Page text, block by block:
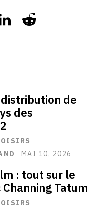
de
des
MAI 10, 2026
: tout sur le
Tatum